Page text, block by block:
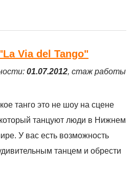
Via del Tango"
01.07.2012, стаж работы
танго это не шоу на сцене
танцуют люди в Нижнем
У вас есть возможность
танцем и обрести